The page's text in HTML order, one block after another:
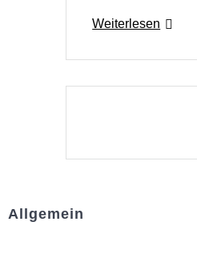
Weiterlesen
Allgemein